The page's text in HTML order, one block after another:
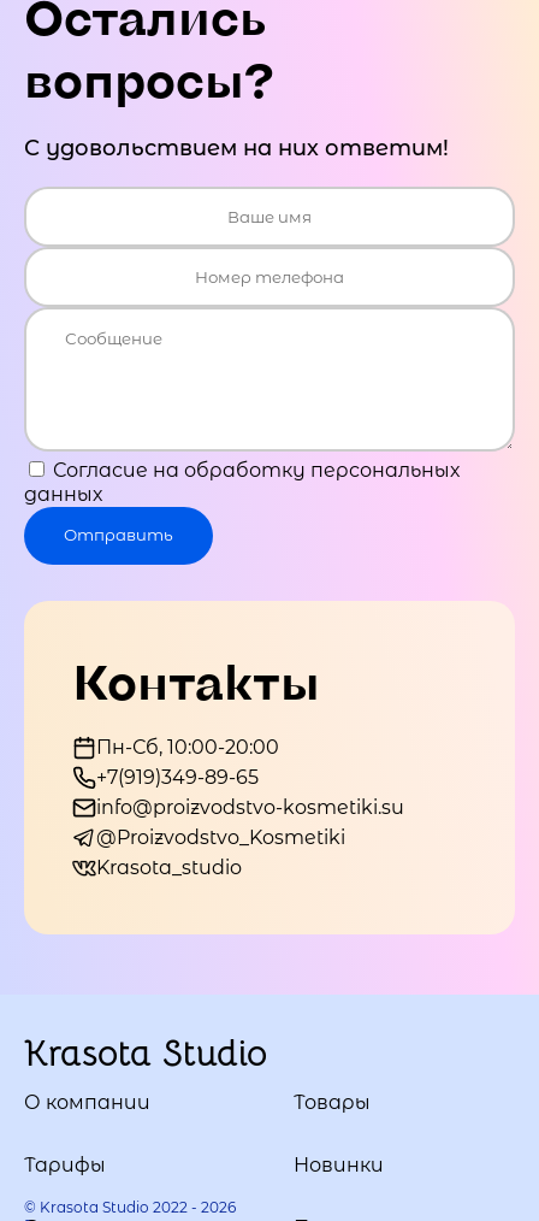
Остались
вопросы?
С удовольствием на них ответим!
Согласие на обработку персональных
данных
Отправить
Контакты
Пн-Сб, 10:00-20:00
+7(919)349-89-65
info@proizvodstvo-kosmetiki.su
@Proizvodstvo_Kosmetiki
Krasota_studio
Krasota Studio
© Krasota Studio 2022 - 2026
О компании Товары
Тарифы Новинки